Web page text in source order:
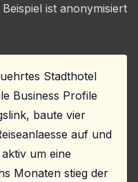
ist anonymisiert
Stadthotel
Business Profile
baute vier
auf und
um eine
Monaten stieg der